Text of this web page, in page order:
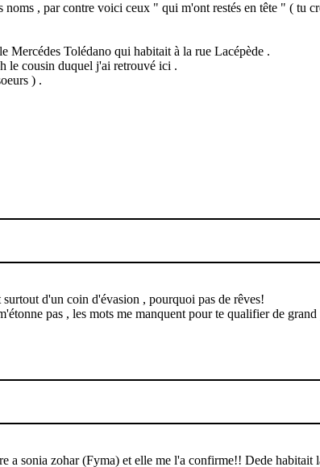
, par contre voici ceux " qui m'ont restés en tête " ( tu
Mercédes Tolédano qui habitait à la rue Lacépède .
le cousin duquel j'ai retrouvé ici .
) .
d'un coin d'évasion , pourquoi pas de rêves!
pas , les mots me manquent pour te qualifier de grand
sonia zohar (Fyma) et elle me l'a confirme!! Dede habitait